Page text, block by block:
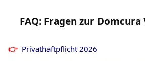
FAQ: Fragen zur
Privathaftpflicht 2026